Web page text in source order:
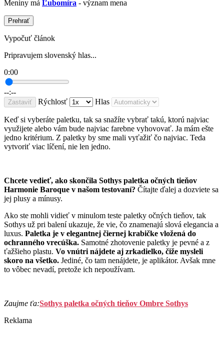
Meniny má Ľubomíra - význam mena
Prehrať
Vypočuť článok
Pripravujem slovenský hlas...
0:00
--:--
Zastaviť Rýchlosť Hlas
Keď si vyberáte paletku, tak sa snažíte vybrať takú, ktorú najviac
využijete alebo vám bude najviac farebne vyhovovať. Ja mám ešte
jedno kritérium. Z paletky by sme mali vyťažiť čo najviac. Teda
vytvoriť viac líčení, nie len jedno.
Chcete vedieť, ako skončila Sothys paletka očných tieňov
Harmonie Baroque v našom testovaní? Čítajte ďalej a dozviete sa
jej plusy a mínusy.
Ako ste mohli vidieť v minulom teste paletky očných tieňov, tak
Sothys už pri balení ukazuje, že vie, čo znamenajú slová elegancia a
luxus. Paletka je v elegantnej čiernej krabičke vložená do
ochranného vrecúška. Samotné zhotovenie paletky je pevné a z
ťažšieho plastu. Vo vnútri nájdete aj zrkadielko, čiže mysleli
skoro na všetko. Jediné, čo tam nenájdete, je aplikátor. Avšak mne
to vôbec nevadí, pretože ich nepoužívam.
Zaujme ťa:Sothys paletka očných tieňov Ombre Sothys
Reklama